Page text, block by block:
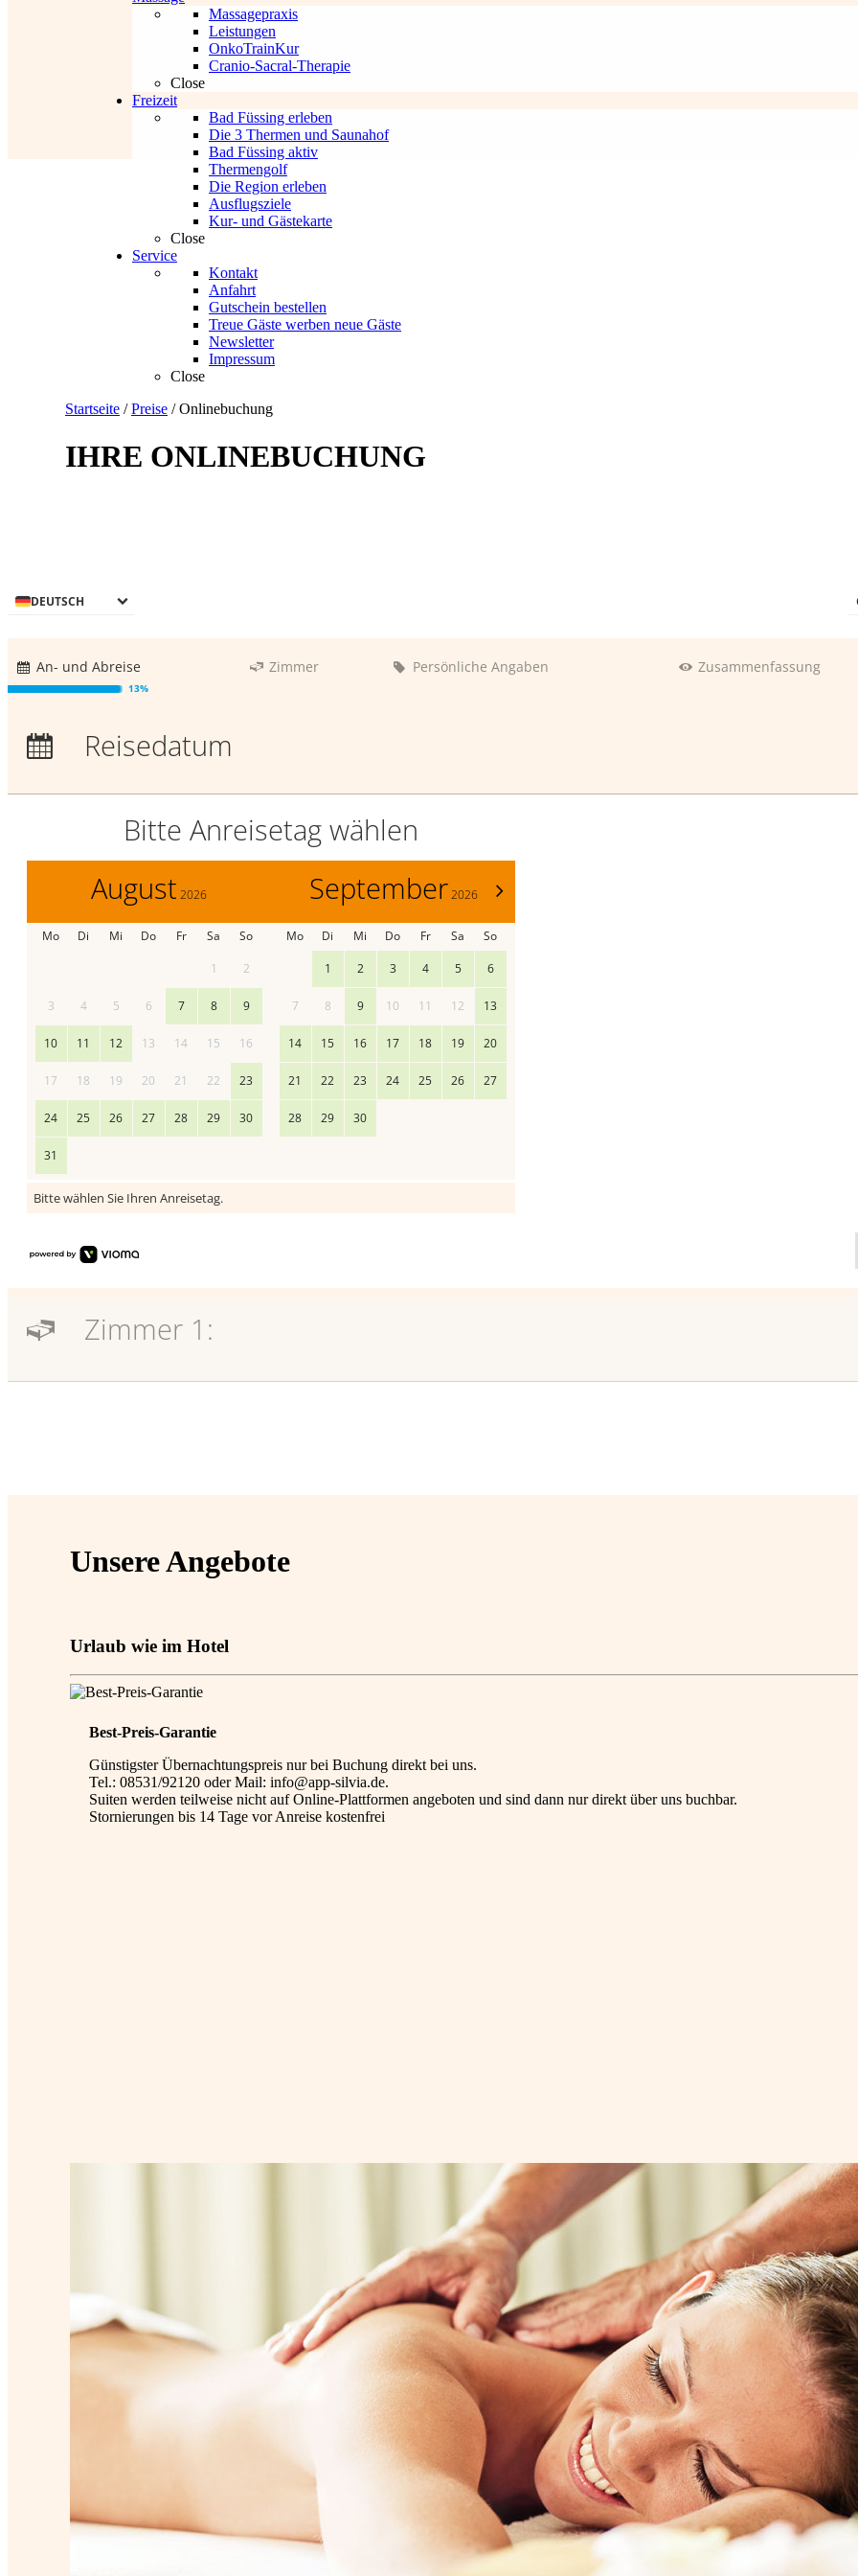
Massagepraxis
Leistungen
OnkoTrainKur
Cranio-Sacral-Therapie
Close
Freizeit
Bad Füssing erleben
Die 3 Thermen und Saunahof
Bad Füssing aktiv
Thermengolf
Die Region erleben
Ausflugsziele
Kur- und Gästekarte
Close
Service
Kontakt
Anfahrt
Gutschein bestellen
Treue Gäste werben neue Gäste
Newsletter
Impressum
Close
Startseite /Preise /Onlinebuchung
IHRE ONLINEBUCHUNG
DEUTSCH
An- und Abreise Zimmer Persönliche Angaben Zusammenfassung
13%
Übernachtungen:
Reisedatum
Bitte Anreisetag wählen
August 2026
Mo Di Mi Do Fr Sa
So
1
2
3 4 5 6 7 8 9
10 11 12 13 14 15 16
17 18 19 20 21 22 23
24 25 26 27 28 29 30
31
>
September 2026
Mo Di Mi Do Fr Sa
So
1
2 3 4 5 6
7 8 9 10 11 12 13
14 15 16 17 18 19 20
21 22 23 24 25 26 27
28 29 30
Bitte wählen Sie Ihren Anreisetag.
Zimmer 1:
Unsere Angebote
Urlaub wie im Hotel
Best-Preis-Garantie
Günstigster Übernachtungspreis nur bei Buchung direkt bei uns.
Tel.: 08531/92120 oder Mail: info@app-silvia.de.
Suiten werden teilweise nicht auf Online-Plattformen angeboten und sind dann nur direkt über uns buchbar.
Stornierungen bis 14 Tage vor Anreise kostenfrei